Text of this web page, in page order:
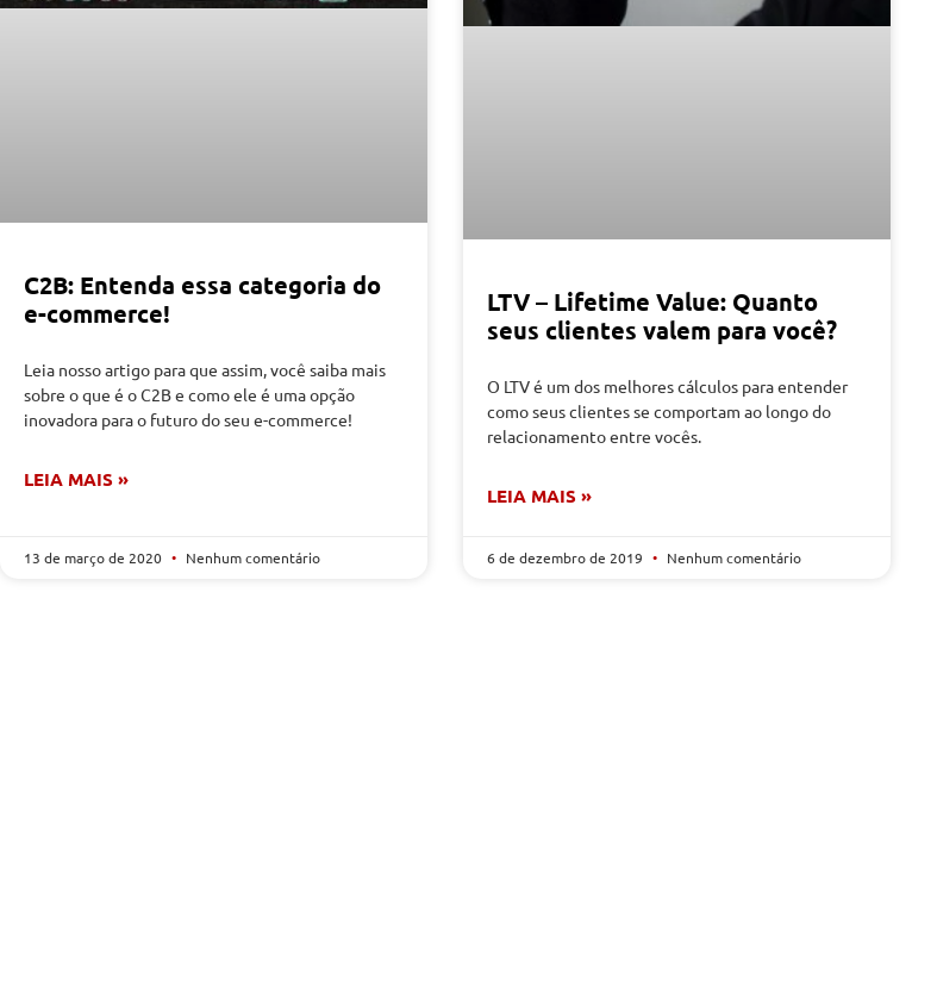
C2B: Entenda essa categoria do
e-commerce!
Leia nosso artigo para que assim, você saiba mais
sobre o que é o C2B e como ele é uma opção
inovadora para o futuro do seu e-commerce!
LEIA MAIS »
13 de março de 2020 Nenhum comentário
LTV – Lifetime Value: Quanto
seus clientes valem para você?
O LTV é um dos melhores cálculos para entender
como seus clientes se comportam ao longo do
relacionamento entre vocês.
LEIA MAIS »
6 de dezembro de 2019 Nenhum comentário